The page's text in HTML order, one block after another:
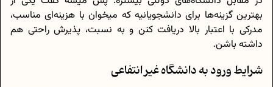
بهترین گزینه‌ها برای دانشجویانیه که میخوان با هزینه‌ای مناسب،
مدرکی با اعتبار بالا دریافت کنن و به نسبت، پذیرش راحتی هم
داشته باشن.
شرایط ورود به دانشگاه غیر انتفاعی